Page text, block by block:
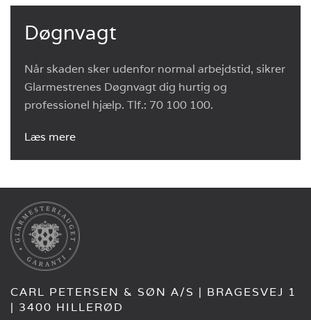
Døgnvagt
Når skaden sker udenfor normal arbejdstid, sikrer
Glarmestrenes Døgnvagt dig hurtig og
professionel hjælp. Tlf.: 70 100 100.
Læs mere
CARL PETERSEN & SØN A/S | BRAGESVEJ 1
| 3400 HILLERØD